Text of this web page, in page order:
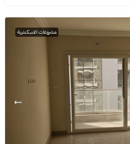
مشروعات الاسكندرية